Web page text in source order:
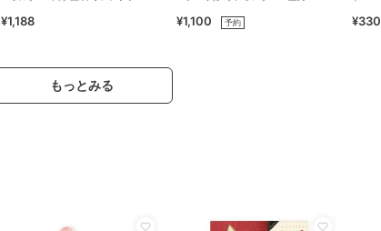
¥1,188 ¥1,100 予約 ¥330
もっとみる